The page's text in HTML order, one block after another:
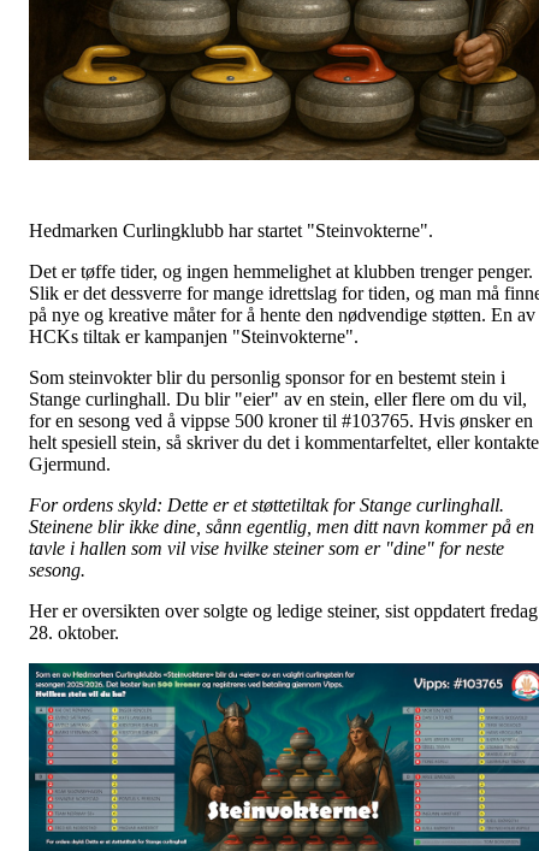
Hedmarken Curlingklubb har startet "Steinvokterne".
Det er tøffe tider, og ingen hemmelighet at klubben trenger penger.
Slik er det dessverre for mange idrettslag for tiden, og man må
på nye og kreative måter for å hente den nødvendige støtten. En av
HCKs tiltak er kampanjen "Steinvokterne".
Som steinvokter blir du personlig sponsor for en bestemt stein i
Stange curlinghall. Du blir "eier" av en stein, eller flere om du vil,
for en sesong ved å vippse 500 kroner til #103765. Hvis ønsker en
helt spesiell stein, så skriver du det i kommentarfeltet, eller
Gjermund.
For ordens skyld: Dette er et støttetiltak for Stange curlinghall.
Steinene blir ikke dine, sånn egentlig, men ditt navn kommer på en
tavle i hallen som vil vise hvilke steiner som er "dine" for neste
sesong.
Her er oversikten over solgte og ledige steiner, sist oppdatert fredag
28. oktober.